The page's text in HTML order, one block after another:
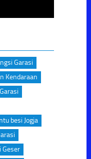
Garasi
Kendaraan
besi Jogja
Geser